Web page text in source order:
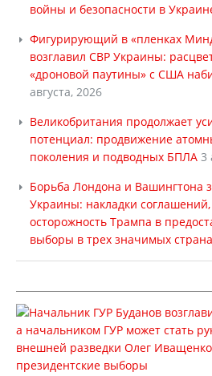
войны и безопасности в
Фигурирующий в «пленках
возглавил СВР Украины:
«дроновой паутины» с США
августа, 2026
Великобритания продолжает
потенциал: продвижение
поколения и подводных БПЛА 3
Борьба Лондона и Вашингтона
Украины: накладки
осторожность Трампа в
выборы в трех значимых